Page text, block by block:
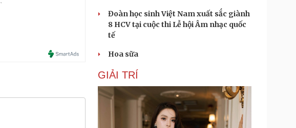
Đoàn học sinh Việt Nam xuất sắc giành
8 HCV tại cuộc thi Lễ hội Âm nhạc quốc
tế
Hoa sữa
GIẢI TRÍ